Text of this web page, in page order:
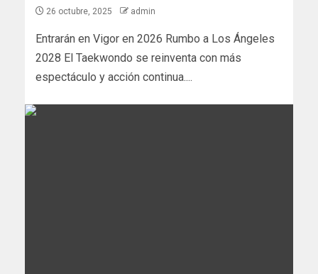
26 octubre, 2025 admin
Entrarán en Vigor en 2026 Rumbo a Los Ángeles
2028 El Taekwondo se reinventa con más
espectáculo y acción continua....